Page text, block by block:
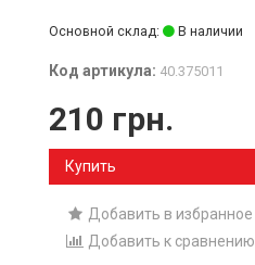
Основной склад: В наличии
Код артикула: 40.375011
210 грн.
Купить
Добавить в избранное
Добавить к сравнению